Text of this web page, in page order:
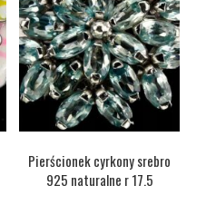
Pierścionek cyrkony srebro
925 naturalne r 17.5